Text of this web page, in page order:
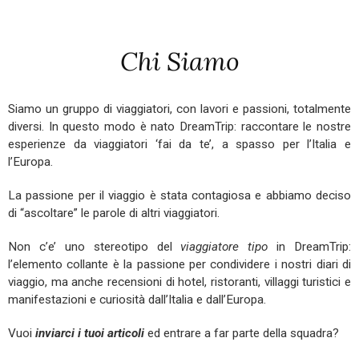
Chi Siamo
Siamo un gruppo di viaggiatori, con lavori e passioni, totalmente
diversi. In questo modo è nato DreamTrip: raccontare le nostre
esperienze da viaggiatori ‘fai da te’, a spasso per l’Italia e
l’Europa.
La passione per il viaggio è stata contagiosa e abbiamo deciso
di “ascoltare” le parole di altri viaggiatori.
Non c’e’ uno stereotipo del viaggiatore tipo in DreamTrip:
l’elemento collante è la passione per condividere i nostri diari di
viaggio, ma anche recensioni di hotel, ristoranti, villaggi turistici e
manifestazioni e curiosità dall’Italia e dall’Europa.
Vuoi inviarci i tuoi articoli ed entrare a far parte della squadra?